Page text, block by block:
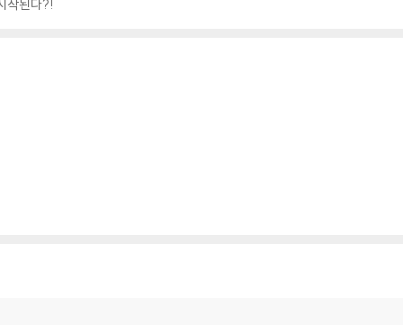
작된다?!